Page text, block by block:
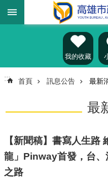
跳到主要內容區塊
識
訊
息
公
我的收藏
::: 首頁 訊息公告 最新
最
【新聞稿】書寫人生路
龍」Pinway首發，台
之路